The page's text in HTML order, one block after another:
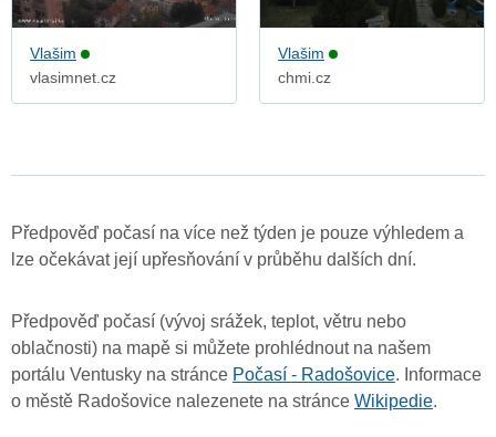
Vlašim
vlasimnet.cz
Vlašim
chmi.cz
Předpověď počasí na více než týden je pouze výhledem a
lze očekávat její upřesňování v průběhu dalších dní.
Předpověď počasí (vývoj srážek, teplot, větru nebo
oblačnosti) na mapě si můžete prohlédnout na našem
portálu Ventusky na stránce Počasí - Radošovice. Informace
o městě Radošovice nalezenete na stránce Wikipedie.